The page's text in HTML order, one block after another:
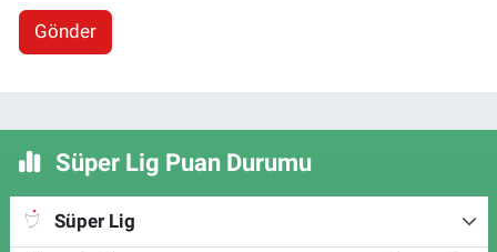
Gönder
Süper Lig Puan Durumu
Süper Lig